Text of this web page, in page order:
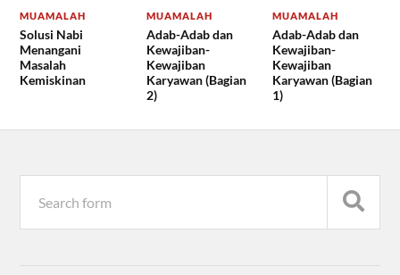
MUAMALAH
Solusi Nabi
Menangani
Masalah
Kemiskinan
MUAMALAH
Adab-Adab dan
Kewajiban-
Kewajiban
Karyawan (Bagian
2)
MUAMALAH
Adab-Adab dan
Kewajiban-
Kewajiban
Karyawan (Bagian
1)